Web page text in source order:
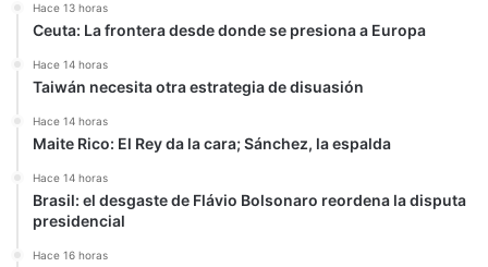
Hace 13 horas
Ceuta: La frontera desde donde se presiona a Europa
Hace 14 horas
Taiwán necesita otra estrategia de disuasión
Hace 14 horas
Maite Rico: El Rey da la cara; Sánchez, la espalda
Hace 14 horas
Brasil: el desgaste de Flávio Bolsonaro reordena la disputa
presidencial
Hace 16 horas